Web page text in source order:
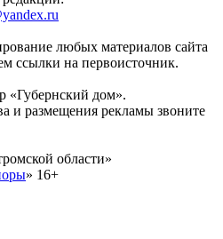
любых материалов сайта
ссылки на первоисточник.
«Губернский дом».
и размещения рекламы звоните
области»
» 16+